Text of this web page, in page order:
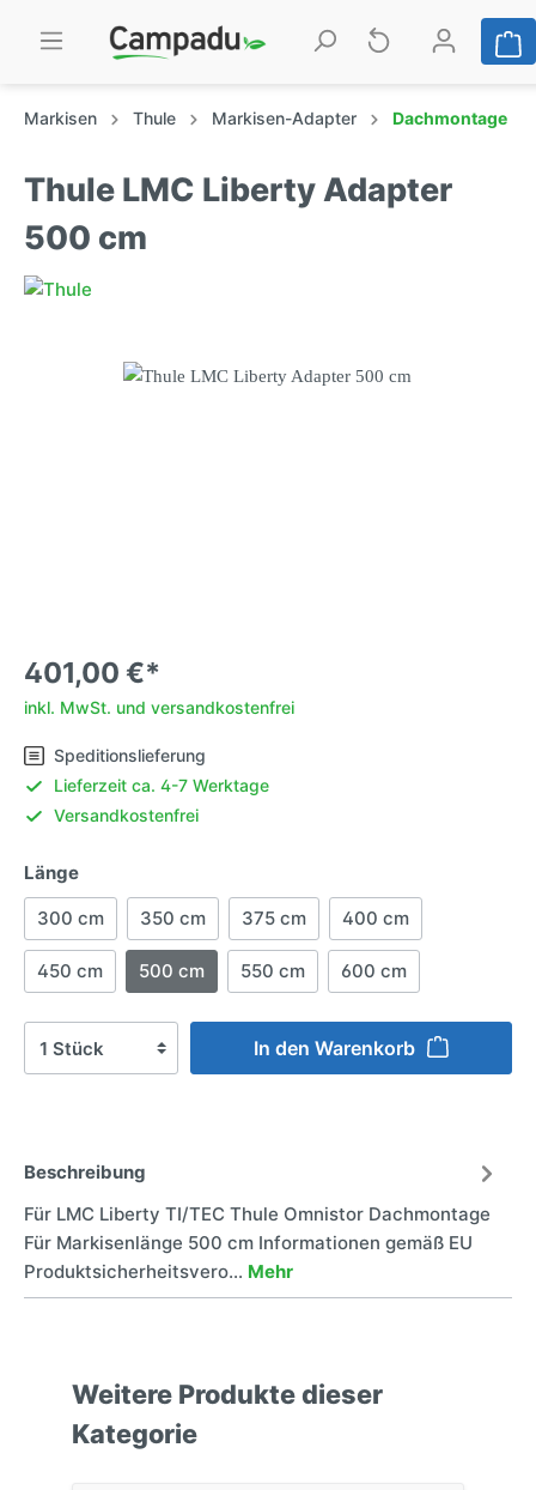
Markisen Thule Markisen-Adapter Dachmontage
Thule LMC Liberty Adapter
500 cm
401,00 €*
inkl. MwSt. und versandkostenfrei
Speditionslieferung
Lieferzeit ca. 4-7 Werktage
Versandkostenfrei
Länge
300 cm
350 cm 375 cm 400 cm
450 cm 500 cm 550 cm 600 cm
In den Warenkorb
Beschreibung
Für LMC Liberty TI/TEC Thule Omnistor Dachmontage
Für Markisenlänge 500 cm Informationen gemäß EU
Produktsicherheitsvero… Mehr
Weitere Produkte dieser
Kategorie